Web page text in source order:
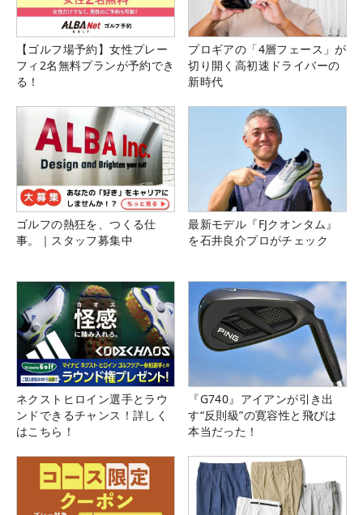
を果たした。2日間競技の今大会で、初日を6アンダ
ー首位タイと好位置で終えた山口。迎えた最終日は
1バーディ・1ボギー「72」で回り、そのままトップ
の座をキープし優勝を挙げた。
「前回のマイナビネクストヒロインの中継を録画で
何度も見直して、実況の石井プロと天沼プロの解説
で攻め方を勉強した結果です。周りを気にせず、自
分のスタイルを貫きました。今までいろいろなスタ
イルを試してきたんですけど、ようやく落ち着けそ
うです。本当に自信になりました」（山口）
■試合を振り返ろう！【大会ライブフォト】
【ゴルフ場予約】女性プレー
フィ2名無料プランが予約でき
る！
プロギアの「4層フェース」が
切り開く高初速ドライバーの
新時代
ゴルフの熱狂を、つくる仕
事。｜スタッフ募集中
最新モデル『FJクオンタム』
を石井良介プロがチェック
ネクストヒロイン選手とラウ
ンドできるチャンス！詳しく
はこちら！
『G740』アイアンが引き出
す“反則級”の寛容性と飛びは
本当だった！